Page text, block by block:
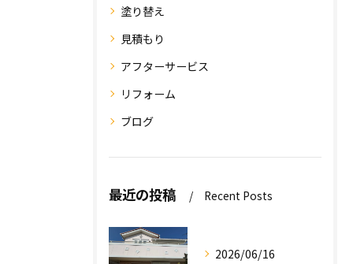
塗り替え
見積もり
アフターサービス
リフォーム
ブログ
最近の投稿 Recent Posts
2026/06/16